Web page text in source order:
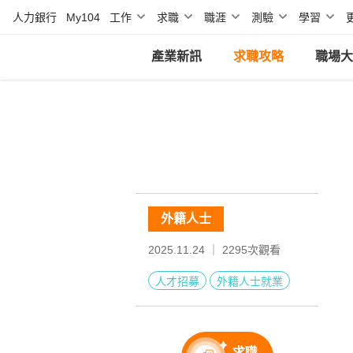
人力銀行 My104 工作 求職 職涯 測驗 學習
產業新訊 求職攻略 職場
外籍人士
2025.11.24 ｜ 2295次觀看
人才招募 外籍人士就業